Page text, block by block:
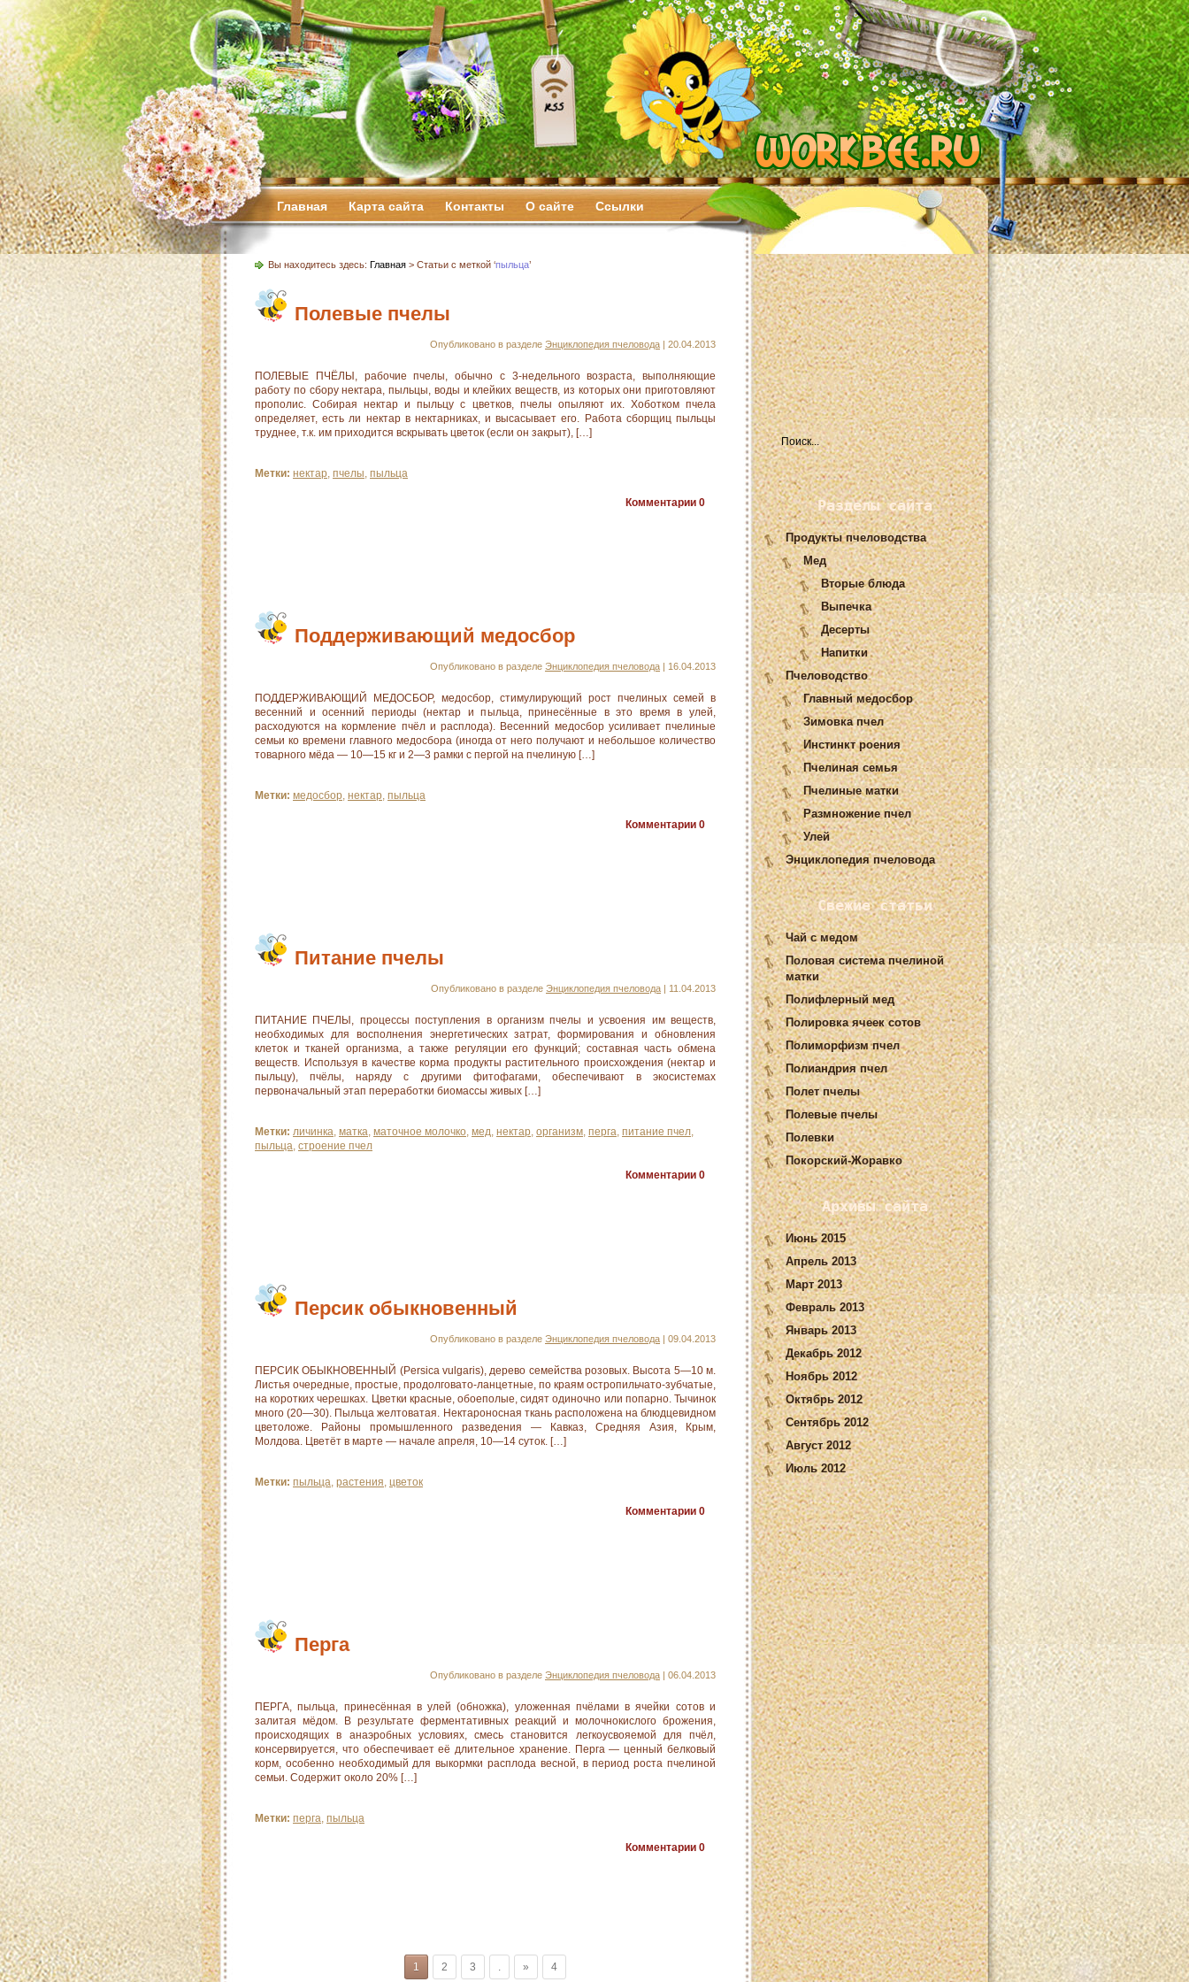
Главная Карта сайта Контакты О сайте Ссылки
Разделы сайта
Продукты пчеловодства
Мед
Вторые блюда
Выпечка
Десерты
Напитки
Пчеловодство
Главный медосбор
Зимовка пчел
Инстинкт роения
Пчелиная семья
Пчелиные матки
Размножение пчел
Улей
Энциклопедия пчеловода
Свежие статьи
Чай с медом
Половая система пчелиной
матки
Полифлерный мед
Полировка ячеек сотов
Полиморфизм пчел
Полиандрия пчел
Полет пчелы
Полевые пчелы
Полевки
Покорский-Жоравко
Архивы сайта
Июнь 2015
Апрель 2013
Март 2013
Февраль 2013
Январь 2013
Декабрь 2012
Ноябрь 2012
Октябрь 2012
Сентябрь 2012
Август 2012
Июль 2012
Вы находитесь здесь: Главная > Статьи с меткой ‘пыльца’
Полевые пчелы
Опубликовано в разделе Энциклопедия пчеловода | 20.04.2013
ПОЛЕВЫЕ ПЧЁЛЫ, рабочие пчелы, обычно с 3-недельного возраста, выполняющие
работу по сбору нектара, пыльцы, воды и клейких веществ, из которых они приготовляют
прополис. Собирая нектар и пыльцу с цветков, пчелы опыляют их. Хоботком пчела
определяет, есть ли нектар в нектарниках, и высасывает его. Работа сборщиц пыльцы
труднее, т.к. им приходится вскрывать цветок (если он закрыт), […]
Метки: нектар, пчелы, пыльца
Комментарии 0
Поддерживающий медосбор
Опубликовано в разделе Энциклопедия пчеловода | 16.04.2013
ПОДДЕРЖИВАЮЩИЙ МЕДОСБОР, медосбор, стимулирующий рост пчелиных семей в
весенний и осенний периоды (нектар и пыльца, принесённые в это время в улей,
расходуются на кормление пчёл и расплода). Весенний медосбор усиливает пчелиные
семьи ко времени главного медосбора (иногда от него получают и небольшое количество
товарного мёда — 10—15 кг и 2—3 рамки с пергой на пчелиную […]
Метки: медосбор, нектар, пыльца
Комментарии 0
Питание пчелы
Опубликовано в разделе Энциклопедия пчеловода | 11.04.2013
ПИТАНИЕ ПЧЕЛЫ, процессы поступления в организм пчелы и усвоения им веществ,
необходимых для восполнения энергетических затрат, формирования и обновления
клеток и тканей организма, а также регуляции его функций; составная часть обмена
веществ. Используя в качестве корма продукты растительного происхождения (нектар и
пыльцу), пчёлы, наряду с другими фитофагами, обеспечивают в экосистемах
первоначальный этап переработки биомассы живых […]
Метки: личинка, матка, маточное молочко, мед, нектар, организм, перга, питание пчел,
пыльца, строение пчел
Комментарии 0
Персик обыкновенный
Опубликовано в разделе Энциклопедия пчеловода | 09.04.2013
ПЕРСИК ОБЫКНОВЕННЫЙ (Persica vulgaris), дерево семейства розовых. Высота 5—10 м.
Листья очередные, простые, продолговато-ланцетные, по краям остропильчато-зубчатые,
на коротких черешках. Цветки красные, обоеполые, сидят одиночно или попарно. Тычинок
много (20—30). Пыльца желтоватая. Нектароносная ткань расположена на блюдцевидном
цветоложе. Районы промышленного разведения — Кавказ, Средняя Азия, Крым,
Молдова. Цветёт в марте — начале апреля, 10—14 суток. […]
Метки: пыльца, растения, цветок
Комментарии 0
Перга
Опубликовано в разделе Энциклопедия пчеловода | 06.04.2013
ПЕРГА, пыльца, принесённая в улей (обножка), уложенная пчёлами в ячейки сотов и
залитая мёдом. В результате ферментативных реакций и молочнокислого брожения,
происходящих в анаэробных условиях, смесь становится легкоусвояемой для пчёл,
консервируется, что обеспечивает её длительное хранение. Перга — ценный белковый
корм, особенно необходимый для выкормки расплода весной, в период роста пчелиной
семьи. Содержит около 20% […]
Метки: перга, пыльца
Комментарии 0
1 2 3 . » 4